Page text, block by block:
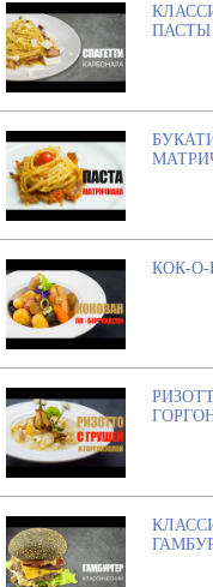
ПАСТЫ
КОК-О-